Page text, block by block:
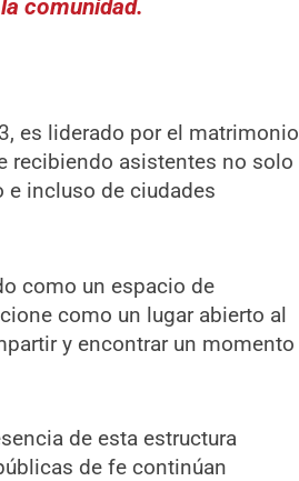
comunidad.
es liderado por el matrimonio
recibiendo asistentes no solo
e incluso de ciudades
como un espacio de
como un lugar abierto al
y encontrar un momento
de esta estructura
de fe continúan